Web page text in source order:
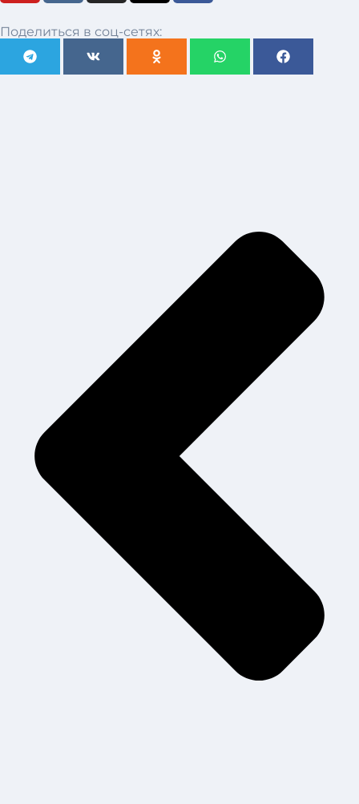
Поделиться в соц-сетях: